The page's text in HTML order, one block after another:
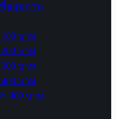
อสุขภาพ
บาท
บาท
บาท
บาท
400 บาท